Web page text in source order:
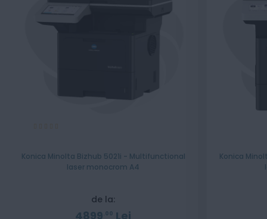
Konica Minolta Bizhub 5021i - Multifunctional
laser monocrom A4
de la:
4899 00 Lei
Konica